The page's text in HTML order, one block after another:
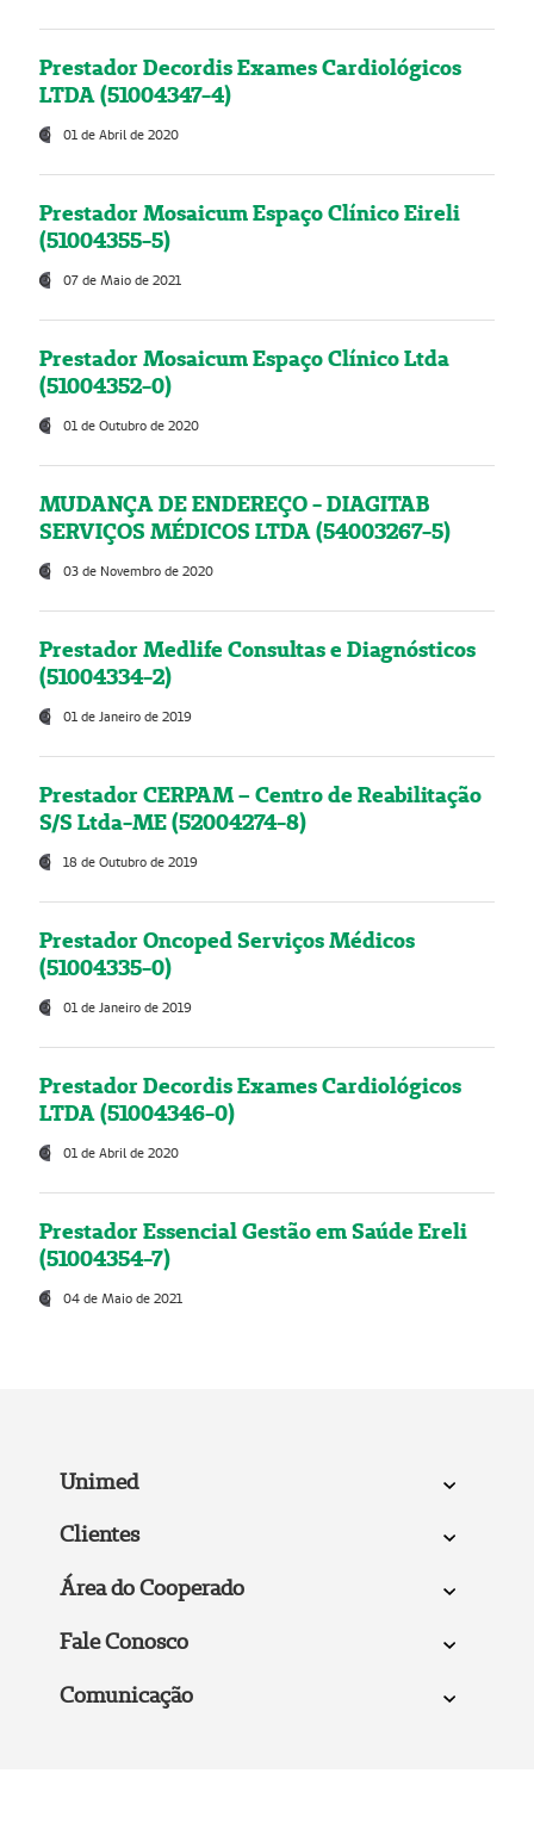
Prestador Decordis Exames Cardiológicos
LTDA (51004347-4)
01 de Abril de 2020
Prestador Mosaicum Espaço Clínico Eireli
(51004355-5)
07 de Maio de 2021
Prestador Mosaicum Espaço Clínico Ltda
(51004352-0)
01 de Outubro de 2020
MUDANÇA DE ENDEREÇO - DIAGITAB
SERVIÇOS MÉDICOS LTDA (54003267-5)
03 de Novembro de 2020
Prestador Medlife Consultas e Diagnósticos
(51004334-2)
01 de Janeiro de 2019
Prestador CERPAM – Centro de Reabilitação
S/S Ltda-ME (52004274-8)
18 de Outubro de 2019
Prestador Oncoped Serviços Médicos
(51004335-0)
01 de Janeiro de 2019
Prestador Decordis Exames Cardiológicos
LTDA (51004346-0)
01 de Abril de 2020
Prestador Essencial Gestão em Saúde Ereli
(51004354-7)
04 de Maio de 2021
Unimed
Clientes
Área do Cooperado
Fale Conosco
Comunicação